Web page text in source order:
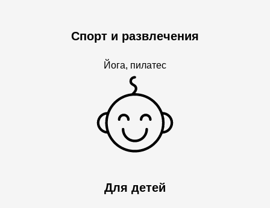
Спорт и развлечения
Йога, пилатес
Для детей